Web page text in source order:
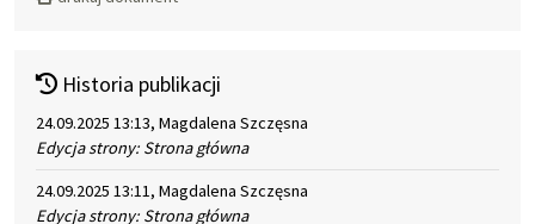
Historia publikacji
24.09.2025 13:13, Magdalena Szczęsna
Edycja strony: Strona główna
24.09.2025 13:11, Magdalena Szczęsna
Edycja strony: Strona główna